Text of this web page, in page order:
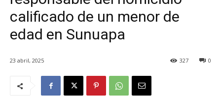
calificado de un menor de
edad en Sunuapa
23 abril, 2025 0
327